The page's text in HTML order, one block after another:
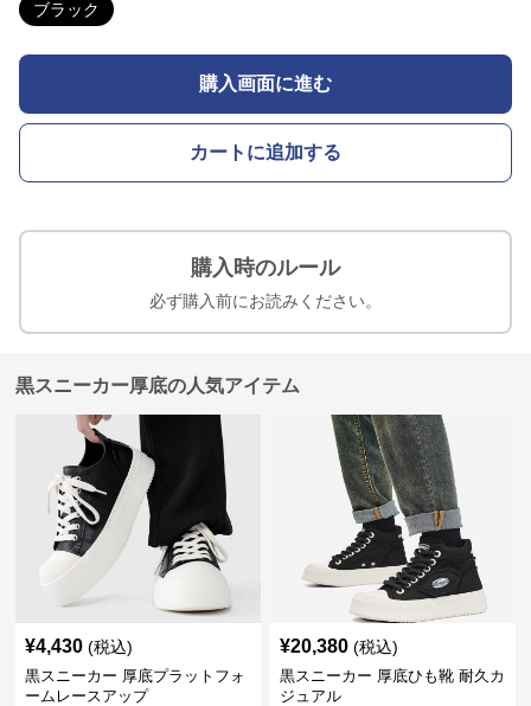
ブラック
購入画面に進む
カートに追加する
購入時のルール
必ず購入前にお読みください。
黒スニーカー厚底の人気アイテム
¥4,430 (税込)
黒スニーカー 厚底プラットフォ
ームレースアップ
¥20,380 (税込)
黒スニーカー 厚底ひも靴 耐久カ
ジュアル